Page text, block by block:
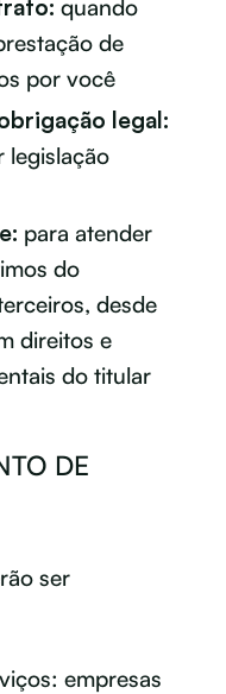
quando
de
por você
legal:
legislação
para atender
do
desde
direitos e
do titular
DE
ser
empresas